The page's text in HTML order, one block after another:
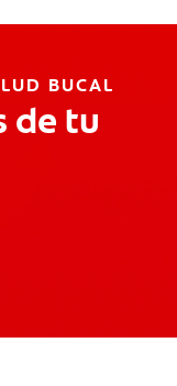
BUCAL
de tu